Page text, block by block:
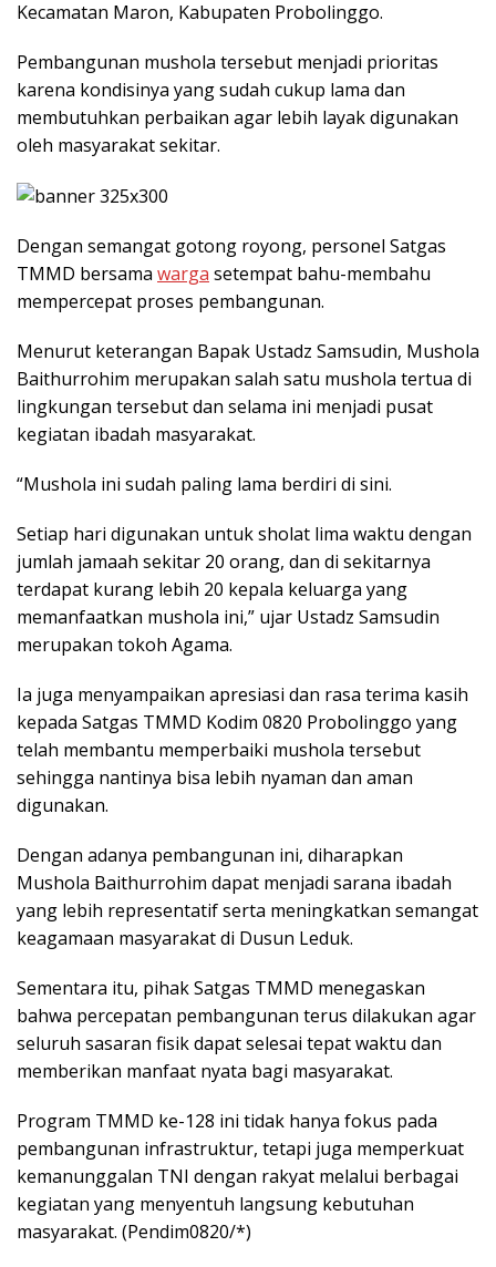
Kecamatan Maron, Kabupaten Probolinggo.
Pembangunan mushola tersebut menjadi prioritas
karena kondisinya yang sudah cukup lama dan
membutuhkan perbaikan agar lebih layak digunakan
oleh masyarakat sekitar.
Dengan semangat gotong royong, personel Satgas
TMMD bersama warga setempat bahu-membahu
mempercepat proses pembangunan.
Menurut keterangan Bapak Ustadz Samsudin, Mushola
Baithurrohim merupakan salah satu mushola tertua di
lingkungan tersebut dan selama ini menjadi pusat
kegiatan ibadah masyarakat.
“Mushola ini sudah paling lama berdiri di sini.
Setiap hari digunakan untuk sholat lima waktu dengan
jumlah jamaah sekitar 20 orang, dan di sekitarnya
terdapat kurang lebih 20 kepala keluarga yang
memanfaatkan mushola ini,” ujar Ustadz Samsudin
merupakan tokoh Agama.
Ia juga menyampaikan apresiasi dan rasa terima kasih
kepada Satgas TMMD Kodim 0820 Probolinggo yang
telah membantu memperbaiki mushola tersebut
sehingga nantinya bisa lebih nyaman dan aman
digunakan.
Dengan adanya pembangunan ini, diharapkan
Mushola Baithurrohim dapat menjadi sarana ibadah
yang lebih representatif serta meningkatkan semangat
keagamaan masyarakat di Dusun Leduk.
Sementara itu, pihak Satgas TMMD menegaskan
bahwa percepatan pembangunan terus dilakukan agar
seluruh sasaran fisik dapat selesai tepat waktu dan
memberikan manfaat nyata bagi masyarakat.
Program TMMD ke-128 ini tidak hanya fokus pada
pembangunan infrastruktur, tetapi juga memperkuat
kemanunggalan TNI dengan rakyat melalui berbagai
kegiatan yang menyentuh langsung kebutuhan
masyarakat. (Pendim0820/*)